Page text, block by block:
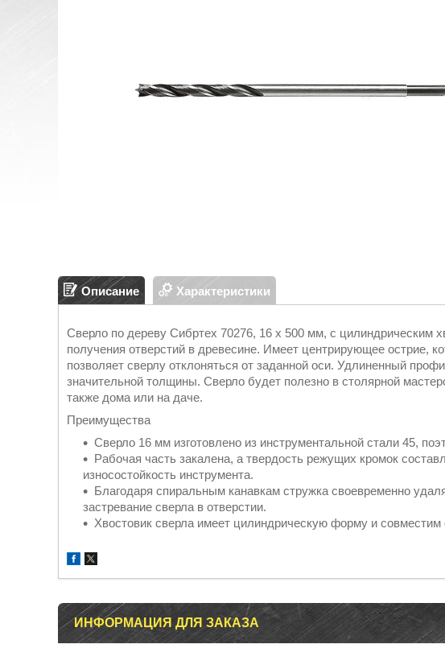
Описание Характеристики
Сверло по дереву Сибртех 70276, 16 х 500 мм, с цилиндрическим
получения отверстий в древесине. Имеет центрирующее острие,
позволяет сверлу отклоняться от заданной оси. Удлиненный
значительной толщины. Сверло будет полезно в столярной
также дома или на даче.
Преимущества
Сверло 16 мм изготовлено из инструментальной стали 45,
Рабочая часть закалена, а твердость режущих кромок
износостойкость инструмента.
Благодаря спиральным канавкам стружка своевременно
застревание сверла в отверстии.
Хвостовик сверла имеет цилиндрическую форму и
ИНФОРМАЦИЯ ДЛЯ ЗАКАЗА